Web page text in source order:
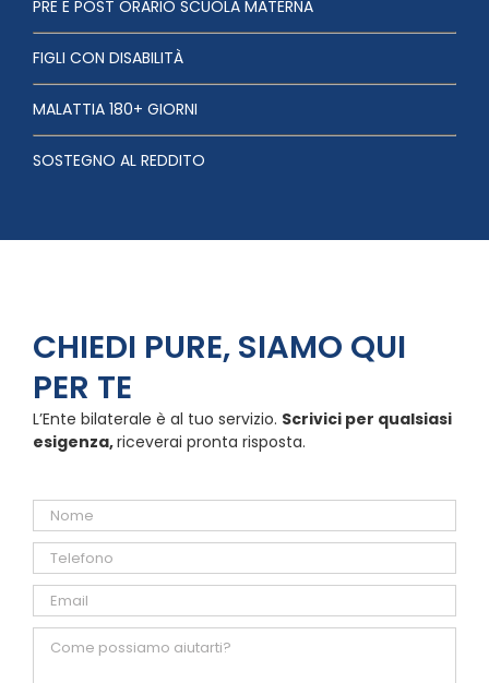
PRE E POST ORARIO SCUOLA MATERNA
FIGLI CON DISABILITÀ
MALATTIA 180+ GIORNI
SOSTEGNO AL REDDITO
CHIEDI PURE, SIAMO QUI
PER TE
L’Ente bilaterale è al tuo servizio. Scrivici per qualsiasi
esigenza,riceverai pronta risposta.